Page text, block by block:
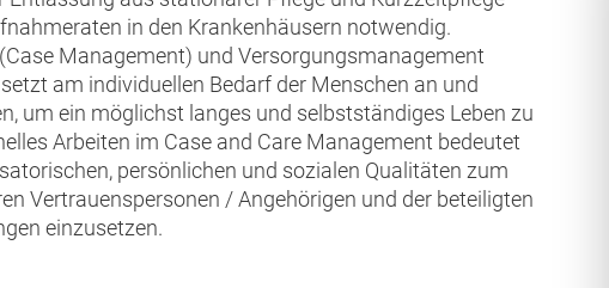
in den Krankenhäusern notwendig.
Management) und Versorgungsmanagement
am individuellen Bedarf der Menschen an und
um ein möglichst langes und selbstständiges Leben zu
Arbeiten im Case and Care Management bedeutet
persönlichen und sozialen Qualitäten zum
Vertrauenspersonen / Angehörigen und der beteiligten
einzusetzen.